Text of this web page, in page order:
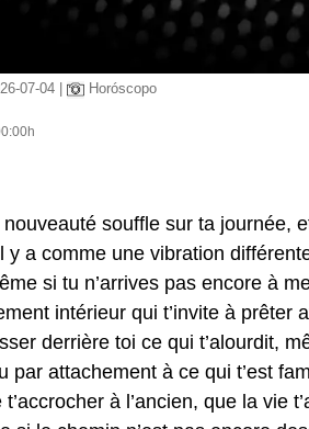
07-04 | Horóscopo
souffle sur ta journée,
y a comme une vibration
si tu n’arrives pas encore à
intérieur qui t’invite à prêter
derrière toi ce qui t’alourdit,
par attachement à ce qui t’est
t’accrocher à l’ancien, que la vie